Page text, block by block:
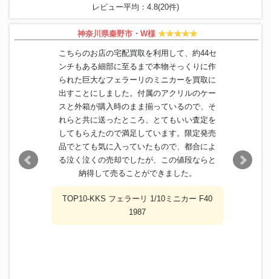
レビュー平均：4.8(20件)
神奈川県秦野市・W様
こちらのお店の宅配買取を利用して、約44セ
ンチもある細部に至るまで本物そっくりに作
られた巨大なフェラーリのミニカーを買取に
出すことにしました。付属のアクリルのケー
スと外箱が購入時のまま揃っているので、そ
れらと共に送ったところ、とてもいい査定を
してもらえたので満足しています。限定発売
品でとても気に入っていたもので、都合によ
る泣く泣くの売却でしたが、この値段ならと
納得して売ることができました。
TOP10-KKS フェラーリ 1/10ミニカー F40
1987